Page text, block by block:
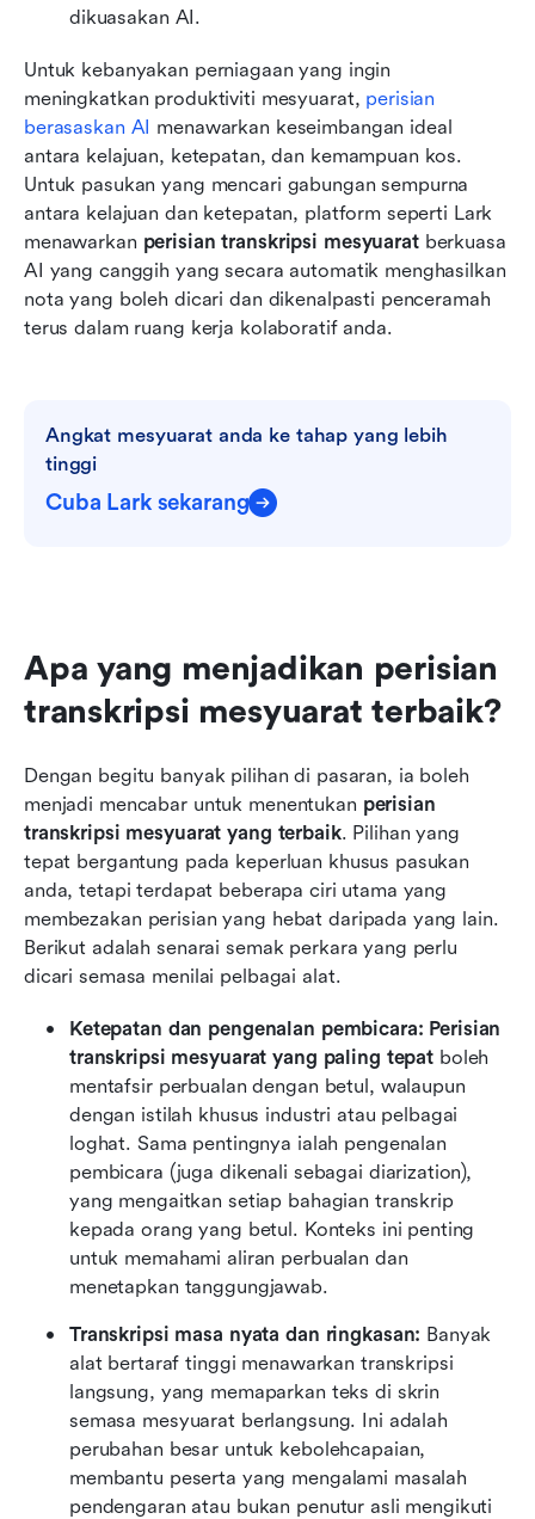
dikuasakan AI.
Untuk kebanyakan perniagaan yang ingin
meningkatkan produktiviti mesyuarat, perisian
berasaskan AI menawarkan keseimbangan ideal
antara kelajuan, ketepatan, dan kemampuan kos.
Untuk pasukan yang mencari gabungan sempurna
antara kelajuan dan ketepatan, platform seperti Lark
menawarkan perisian transkripsi mesyuarat berkuasa
AI yang canggih yang secara automatik menghasilkan
nota yang boleh dicari dan dikenalpasti penceramah
terus dalam ruang kerja kolaboratif anda.
Angkat mesyuarat anda ke tahap yang lebih
tinggi
Cuba Lark sekarang
Apa yang menjadikan perisian
transkripsi mesyuarat terbaik?
Dengan begitu banyak pilihan di pasaran, ia boleh
menjadi mencabar untuk menentukan perisian
transkripsi mesyuarat yang terbaik. Pilihan yang
tepat bergantung pada keperluan khusus pasukan
anda, tetapi terdapat beberapa ciri utama yang
membezakan perisian yang hebat daripada yang lain.
Berikut adalah senarai semak perkara yang perlu
dicari semasa menilai pelbagai alat.
Ketepatan dan pengenalan pembicara: Perisian
transkripsi mesyuarat yang paling tepat boleh
mentafsir perbualan dengan betul, walaupun
dengan istilah khusus industri atau pelbagai
loghat. Sama pentingnya ialah pengenalan
pembicara (juga dikenali sebagai diarization),
yang mengaitkan setiap bahagian transkrip
kepada orang yang betul. Konteks ini penting
untuk memahami aliran perbualan dan
menetapkan tanggungjawab.
Transkripsi masa nyata dan ringkasan: Banyak
alat bertaraf tinggi menawarkan transkripsi
langsung, yang memaparkan teks di skrin
semasa mesyuarat berlangsung. Ini adalah
perubahan besar untuk kebolehcapaian,
membantu peserta yang mengalami masalah
pendengaran atau bukan penutur asli mengikuti